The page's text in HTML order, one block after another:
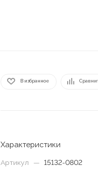
В избранное
Характеристики
Артикул — 15132-0802